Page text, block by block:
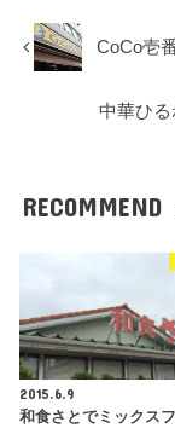
CoCo壱
中華ひ
RECOMMEND
2015.6.9
和食さとでミックス